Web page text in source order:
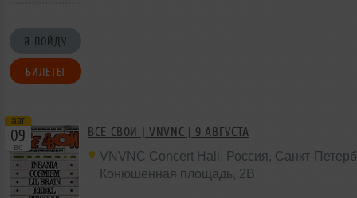
Я ПОЙДУ
БИЛЕТЫ
авг
09
вс
ВСЕ СВОИ | VNVNC | 9 АВГУСТА
VNVNC Concert Hall , Россия , Санкт-
Конюшенная площадь, 2B